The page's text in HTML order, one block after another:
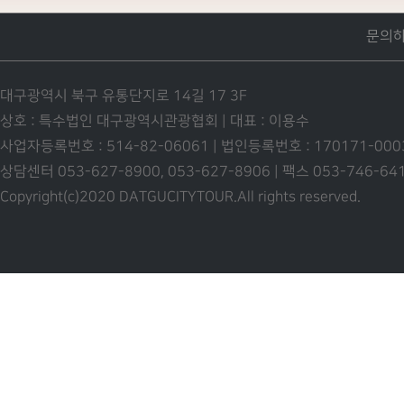
문의
대구광역시 북구 유통단지로 14길 17 3F
상호 : 특수법인 대구광역시관광협회 | 대표 : 이용수
사업자등록번호 : 514-82-06061 | 법인등록번호 : 170171-
상담센터 053-627-8900, 053-627-8906 | 팩스 053-746-
Copyright(c)2020 DATGUCITYTOUR.All rights reserved.